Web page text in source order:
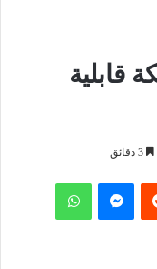
قابلية
ماسنجر واتساب